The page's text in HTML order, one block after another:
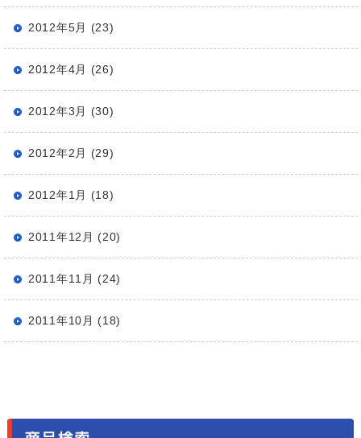
2012年5月 (23)
2012年4月 (26)
2012年3月 (30)
2012年2月 (29)
2012年1月 (18)
2011年12月 (20)
2011年11月 (24)
2011年10月 (18)